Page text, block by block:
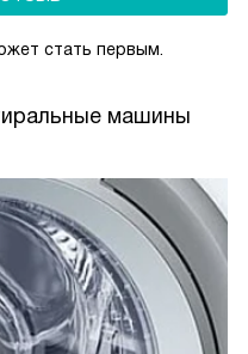
стать первым.
машины